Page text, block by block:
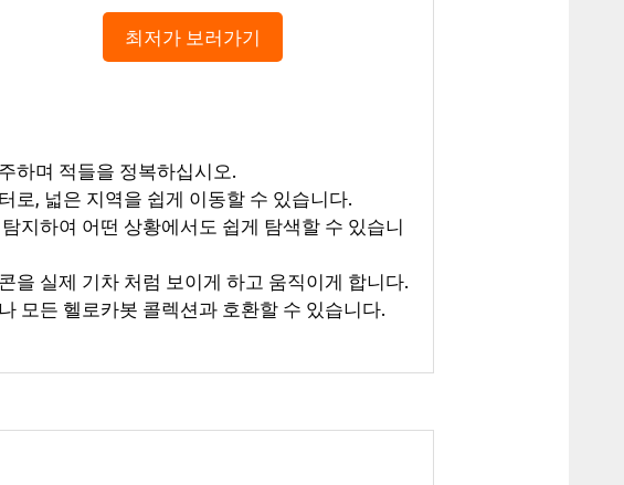
최저가 보러가기
하며 적들을 정복하십시오.
로, 넓은 지역을 쉽게 이동할 수 있습니다.
지하여 어떤 상황에서도 쉽게 탐색할 수 있습니
을 실제 기차 처럼 보이게 하고 움직이게 합니다.
모든 헬로카봇 콜렉션과 호환할 수 있습니다.